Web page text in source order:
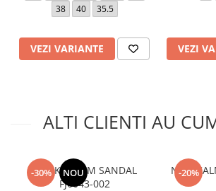
38
40 35.5
VEZI VARIANTE VEZI
ALTI CLIENTI AU
-30% NOU
W NIKE CALM SANDAL
FJ6043-002
-20%
NIKE